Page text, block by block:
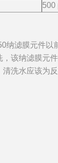
500
纳滤膜元件以
该纳滤膜元
洗水应该为